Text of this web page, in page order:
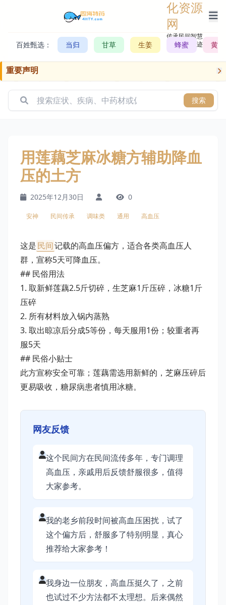
化资源
网
传承民间智慧，
记录历史轨迹
百姓甄选： 当归 甘草 生姜 蜂蜜 黄芪
重要声明
搜索
用莲藕芝麻冰糖方辅助降血
压的土方
2025年12月30日 0
安神 民间传承 调味类 通用 高血压
这是民间记载的高血压偏方，适合各类高血压人
群，宣称5天可降血压。
## 民俗用法
1. 取新鲜莲藕2.5斤切碎，生芝麻1斤压碎，冰糖1斤
压碎
2. 所有材料放入锅内蒸熟
3. 取出晾凉后分成5等份，每天服用1份；较重者再
服5天
## 民俗小贴士
此方宣称安全可靠；莲藕需选用新鲜的，芝麻压碎后
更易吸收，糖尿病患者慎用冰糖。
网友反馈
这个民间方在民间流传多年，专门调理
高血压，亲戚用后反馈舒服很多，值得
大家参考。
我的老乡前段时间被高血压困扰，试了
这个偏方后，舒服多了特别明显，真心
推荐给大家参考！
我身边一位朋友，高血压挺久了，之前
也试过不少方法都不太理想。后来偶然